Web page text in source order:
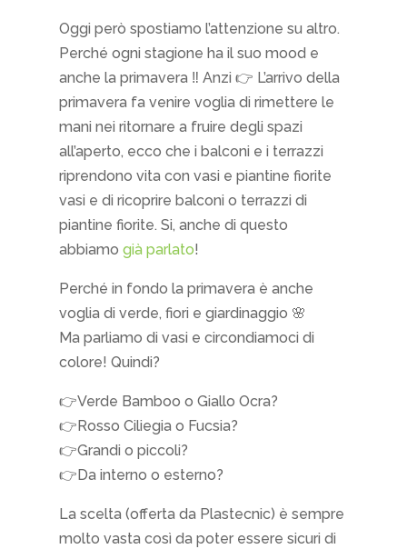
Oggi però spostiamo l’attenzione su altro.
Perché ogni stagione ha il suo mood e
anche la primavera ‼️ Anzi 👉 L’arrivo della
primavera fa venire voglia di rimettere le
mani nei ritornare a fruire degli spazi
all’aperto, ecco che i balconi e i terrazzi
riprendono vita con vasi e piantine fiorite
vasi e di ricoprire balconi o terrazzi di
piantine fiorite. Si, anche di questo
abbiamo già parlato!
Perché in fondo la primavera è anche
voglia di verde, fiori e giardinaggio 🌸
Ma parliamo di vasi e circondiamoci di
colore! Quindi?
👉Verde Bamboo o Giallo Ocra?
👉Rosso Ciliegia o Fucsia?
👉Grandi o piccoli?
👉Da interno o esterno?
La scelta (offerta da Plastecnic) è sempre
molto vasta così da poter essere sicuri di